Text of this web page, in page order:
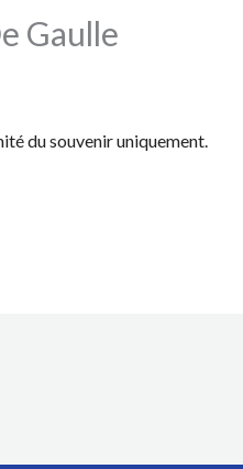
Gaulle
du souvenir uniquement.